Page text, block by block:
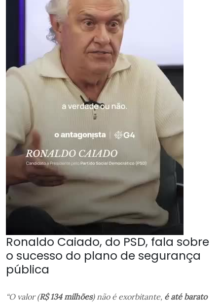
Ronaldo Caiado, do PSD, fala sobre
o sucesso do plano de segurança
pública
“O valor (R$ 134 milhões) não é exorbitante, é até barato